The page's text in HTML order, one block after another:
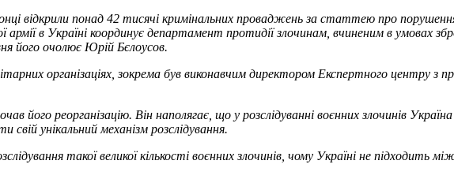
відкрили понад 42 тисячі кримінальних проваджень за статтею про
армії в Україні координує департамент протидії злочинам, вчиненим в умовах
його очолює Юрій Бєлоусов.
організаціях, зокрема був виконавчим директором Експертного центру з
його реорганізацію. Він наполягає, що у розслідуванні воєнних злочинів
унікальний механізм розслідування.
такої великої кількості воєнних злочинів, чому Україні не підходить